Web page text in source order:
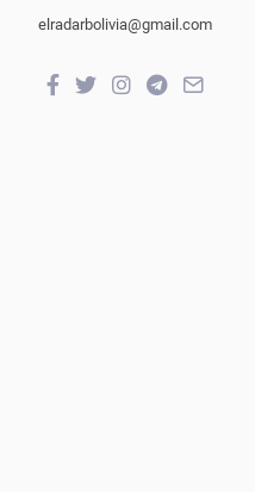
elradarbolivia@gmail.com